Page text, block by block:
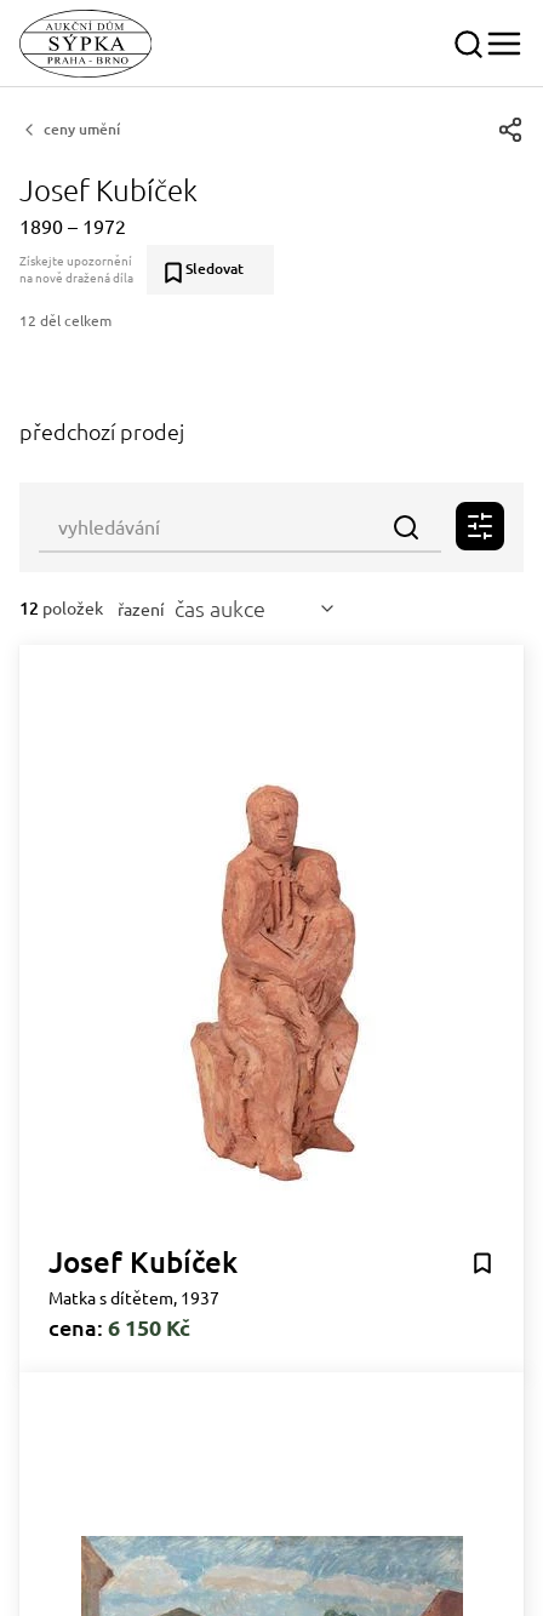
ceny umění
Josef Kubíček
1890 – 1972
Získejte upozornění
na nově dražená díla
Sledovat
12 děl celkem
předchozí prodej
12 položek řazení čas aukce
Josef Kubíček
Matka s dítětem, 1937
cena: 6 150 Kč